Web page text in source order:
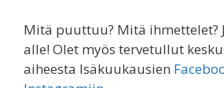
Mitä puuttuu? Mitä ihmettelet?
alle! Olet myös tervetullut
aiheesta Isäkuukausien